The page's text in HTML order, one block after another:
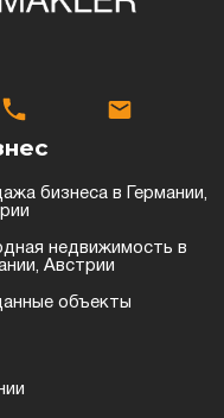
бизнеса в Германии,
недвижимость в
Австрии
объекты